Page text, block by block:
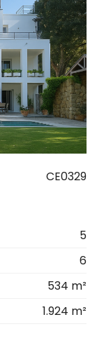
CE0329
5
6
534 m²
1.924 m²